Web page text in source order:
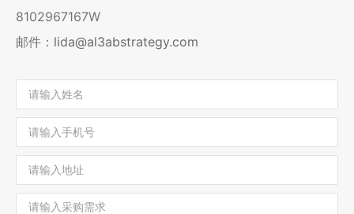
8102967167W
邮件： lida@al3abstrategy.com